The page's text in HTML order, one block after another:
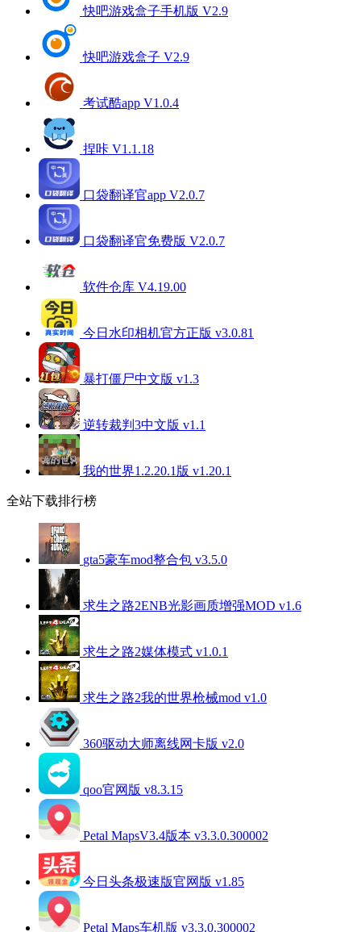
快吧游戏盒子手机版 V2.9
快吧游戏盒子 V2.9
考试酷app V1.0.4
捏咔 V1.1.18
口袋翻译官app V2.0.7
口袋翻译官免费版 V2.0.7
软件仓库 V4.19.00
今日水印相机官方正版 v3.0.81
暴打僵尸中文版 v1.3
逆转裁判3中文版 v1.1
我的世界1.2.20.1版 v1.20.1
全站下载排行榜
gta5豪车mod整合包 v3.5.0
求生之路2ENB光影画质增强MOD v1.6
求生之路2媒体模式 v1.0.1
求生之路2我的世界枪械mod v1.0
360驱动大师离线网卡版 v2.0
qoo官网版 v8.3.15
Petal MapsV3.4版本 v3.3.0.300002
今日头条极速版官网版 v1.85
Petal Maps车机版 v3.3.0.300002